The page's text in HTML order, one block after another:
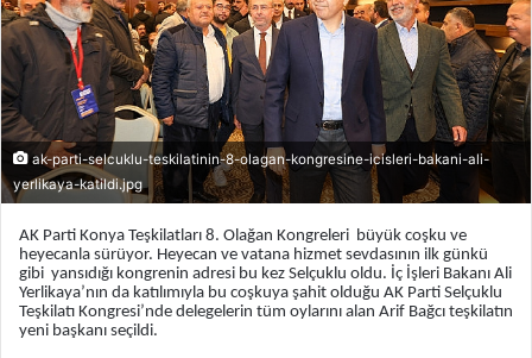
s
t
a
g
ö
n
d
r
m
e
k
ak-parti-selcuklu-teskilatinin-8-olagan-kongresine-icisleri-bakani-ali-
yerlikaya-katildi.jpg
AK Parti Konya Teşkilatları 8. Olağan Kongreleri büyük coşku ve
heyecanla sürüyor. Heyecan ve vatana hizmet sevdasının ilk günkü
gibi yansıdığı kongrenin adresi bu kez Selçuklu oldu. İç İşleri Bakanı Ali
Yerlikaya’nın da katılımıyla bu coşkuya şahit olduğu AK Parti Selçuklu
Teşkilatı Kongresi’nde delegelerin tüm oylarını alan Arif Bağcı teşkilatın
yeni başkanı seçildi.